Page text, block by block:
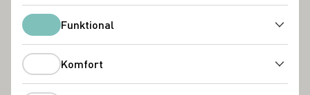
FunktionalFunktional
Komfort